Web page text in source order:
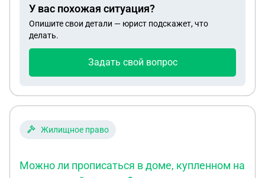
У вас похожая ситуация?
Опишите свои детали — юрист подскажет, что
делать.
Задать свой вопрос
Жилищное право
Можно ли прописаться в доме, купленном на